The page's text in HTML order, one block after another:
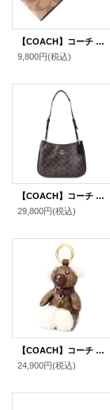
【COACH】コーチ コーティングキャンバス カーフレザー シグネチャー ラゲージ ネーム タグ キーホルダー カーキ〔日本未発売〕
9,800円(税込)
【COACH】コーチ コーティングキャンバス レザー シグネチャー ペネロペ ロゴ ショルダー ハンドバッグ ブラウン×ブラック(日本未発売）
29,800円(税込)
【COACH】コーチ コーティングキャンバス スムースレザー シアリング シグネチャー テディ ベアー くま 熊 バッグチャーム キーリング キーホルダー カーキ×ゴールド（日本未発売）
24,900円(税込)